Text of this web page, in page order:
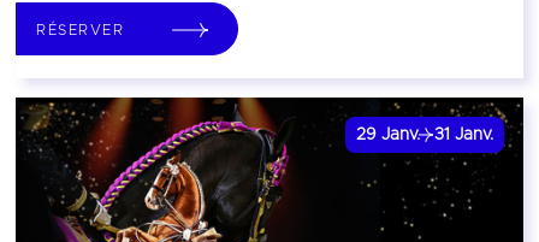
RÉSERVER
29 Janv. 31 Janv.